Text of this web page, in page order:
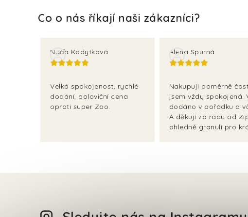
Naďa Kodytková
Velká spokojenost, rychlé
dodání, poloviční cena
oproti super Zoo.
Alena Spurná
Nakupuji poměrně
jsem vždy spokojená.
dodáno v pořádku a
A děkuji za radu od
ohledně granulí pro